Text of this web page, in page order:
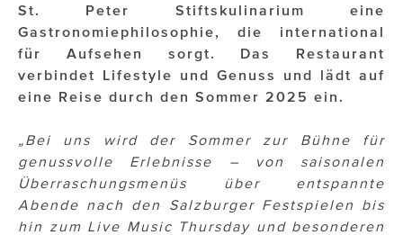
sehen!wutscher
Solid & Bold
St. Peter Stiftskulinarium
Susanne Wuest
The Budims
St. Peter Stiftskulinarium eine
Gastronomiephilosophie, die international
für Aufsehen sorgt. Das Restaurant
verbindet Lifestyle und Genuss und lädt auf
eine Reise durch den Sommer 2025 ein.
„Bei uns wird der Sommer zur Bühne für
genussvolle Erlebnisse – von saisonalen
Überraschungsmenüs über entspannte
Abende nach den Salzburger Festspielen bis
hin zum Live Music Thursday und besonderen